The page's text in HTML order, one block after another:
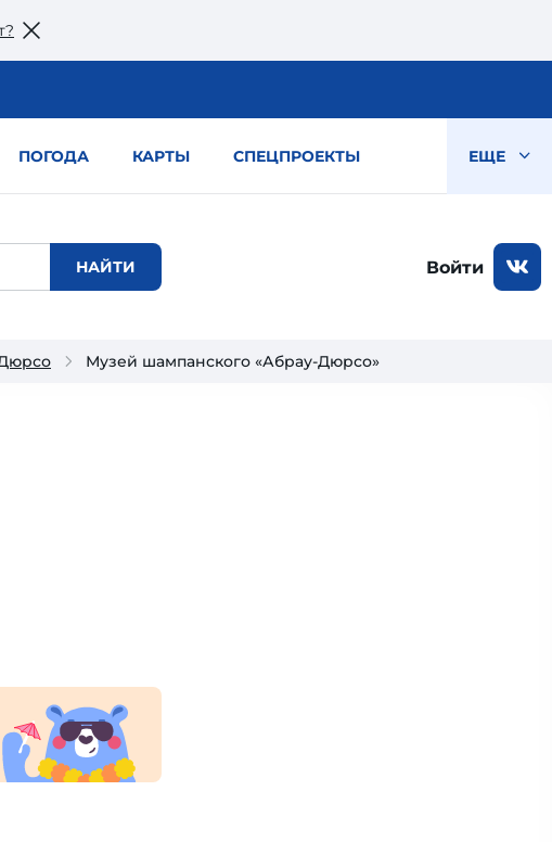
ПОГОДА КАРТЫ СПЕЦПРОЕКТЫ ЕЩЕ
Войти
Музей шампанского «Абрау-Дюрсо»